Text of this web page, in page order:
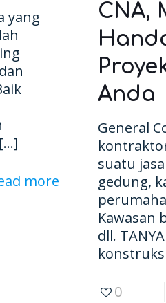
yang
[…]
more
CNA,
Anda
General
suatu
gedung,
Kawasan
dll.
0